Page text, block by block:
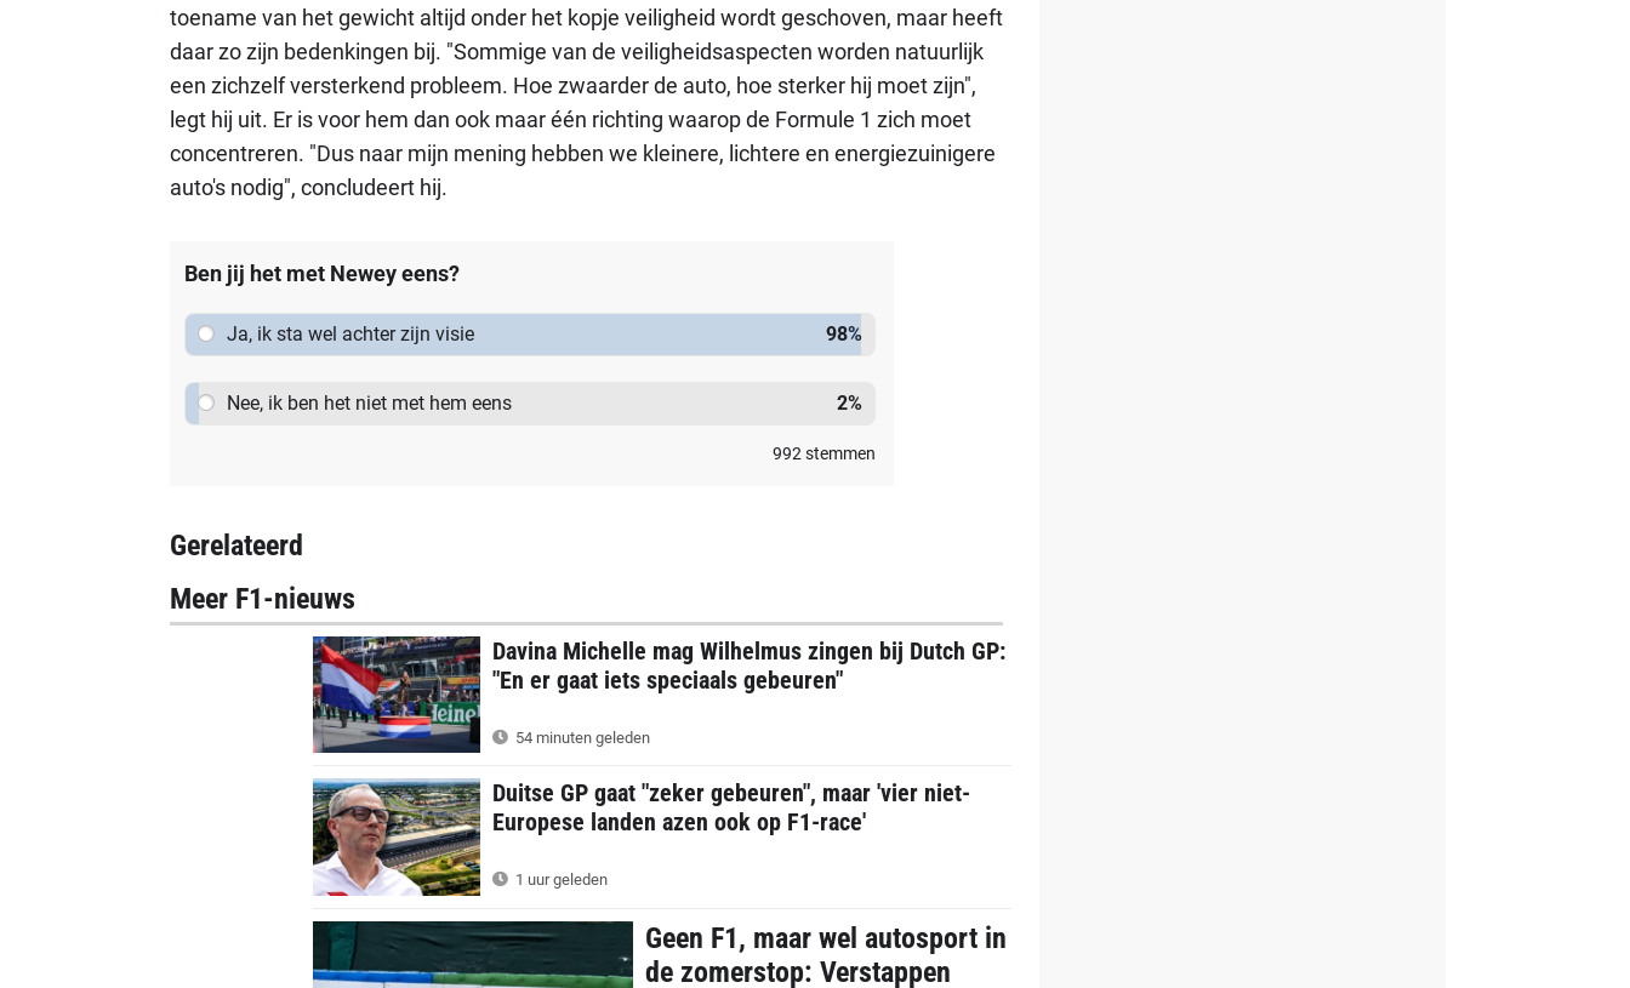
toename van het gewicht altijd onder het kopje veiligheid wordt geschoven, maar heeft
daar zo zijn bedenkingen bij. "Sommige van de veiligheidsaspecten worden natuurlijk
een zichzelf versterkend probleem. Hoe zwaarder de auto, hoe sterker hij moet zijn",
legt hij uit. Er is voor hem dan ook maar één richting waarop de Formule 1 zich moet
concentreren. "Dus naar mijn mening hebben we kleinere, lichtere en energiezuinigere
auto's nodig", concludeert hij.
Ben jij het met Newey eens?
Ja, ik sta wel achter zijn visie 98%
Nee, ik ben het niet met hem eens 2%
992 stemmen
Gerelateerd
Meer F1-nieuws
Davina Michelle mag Wilhelmus zingen bij Dutch GP:
"En er gaat iets speciaals gebeuren"
54 minuten geleden
Duitse GP gaat "zeker gebeuren", maar 'vier niet-
Europese landen azen ook op F1-race'
1 uur geleden
Geen F1, maar wel autosport in
de zomerstop: Verstappen